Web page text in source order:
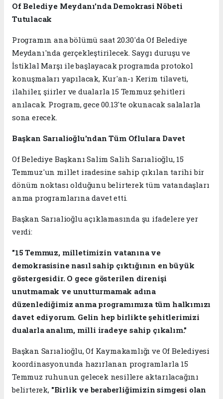
Of Belediye Meydanı'nda Demokrasi Nöbeti
Tutulacak
Programın ana bölümü saat 20.30'da Of Belediye
Meydanı'nda gerçekleştirilecek. Saygı duruşu ve
İstiklal Marşı ile başlayacak programda protokol
konuşmaları yapılacak, Kur'an-ı Kerim tilaveti,
ilahiler, şiirler ve dualarla 15 Temmuz şehitleri
anılacak. Program, gece 00.13'te okunacak salalarla
sona erecek.
Başkan Sarıalioğlu'ndan Tüm Oflulara Davet
Of Belediye Başkanı Salim Salih Sarıalioğlu, 15
Temmuz'un millet iradesine sahip çıkılan tarihi bir
dönüm noktası olduğunu belirterek tüm vatandaşları
anma programlarına davet etti.
Başkan Sarıalioğlu açıklamasında şu ifadelere yer
verdi:
"15 Temmuz, milletimizin vatanına ve
demokrasisine nasıl sahip çıktığının en büyük
göstergesidir. O gece gösterilen direnişi
unutmamak ve unutturmamak adına
düzenlediğimiz anma programımıza tüm halkımızı
davet ediyorum. Gelin hep birlikte şehitlerimizi
dualarla analım, milli iradeye sahip çıkalım."
Başkan Sarıalioğlu, Of Kaymakamlığı ve Of Belediyesi
koordinasyonunda hazırlanan programlarla 15
Temmuz ruhunun gelecek nesillere aktarılacağını
belirterek, "Birlik ve beraberliğimizin simgesi olan